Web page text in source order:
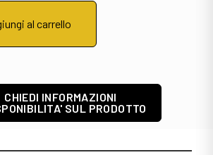
al carrello
CHIEDI INFORMAZIONI
SUL PRODOTTO